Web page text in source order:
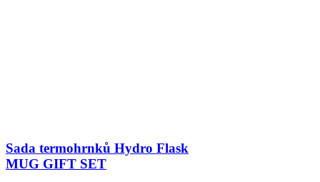
Sada termohrnků Hydro Flask
MUG GIFT SET